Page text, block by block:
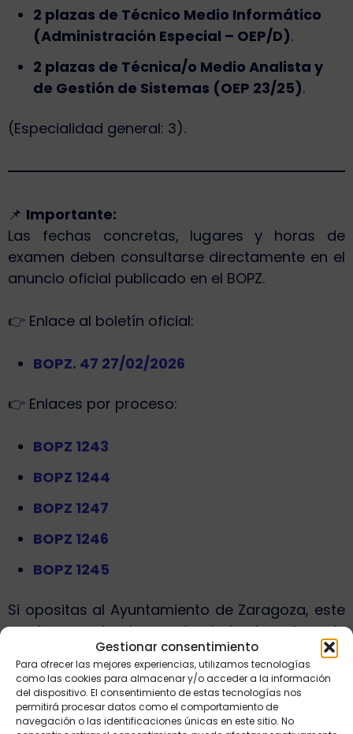
Gestionar consentimiento
Para ofrecer las mejores experiencias, utilizamos tecnologías
como las cookies para almacenar y/o acceder a la información
del dispositivo. El consentimiento de estas tecnologías nos
permitirá procesar datos como el comportamiento de
navegación o las identificaciones únicas en este sitio. No
2 plazas de Técnico Medio Informático
(Administración Especial – OEP/D).
2 plazas de Técnica/o Medio Analista y
de Gestión de Sistemas (OEP 23/25).
(Especialidad general: 3).
📌 Importante:
Las fechas concretas, lugares y horas de
examen deben consultarse directamente en el
anuncio oficial publicado en el BOPZ.
👉 Enlace al boletín oficial:
BOPZ. 47 27/02/2026
👉 Enlaces por proceso:
BOPZ 1243
BOPZ 1244
BOPZ 1247
BOPZ 1246
BOPZ 1245
Si opositas al Ayuntamiento de Zaragoza, este
es el momento clave: calendario claro, fase de
ejecución activada y cuenta atrás en marcha.
Ahora ya no es planificación. Es rendimiento.
Enlaces de interés: